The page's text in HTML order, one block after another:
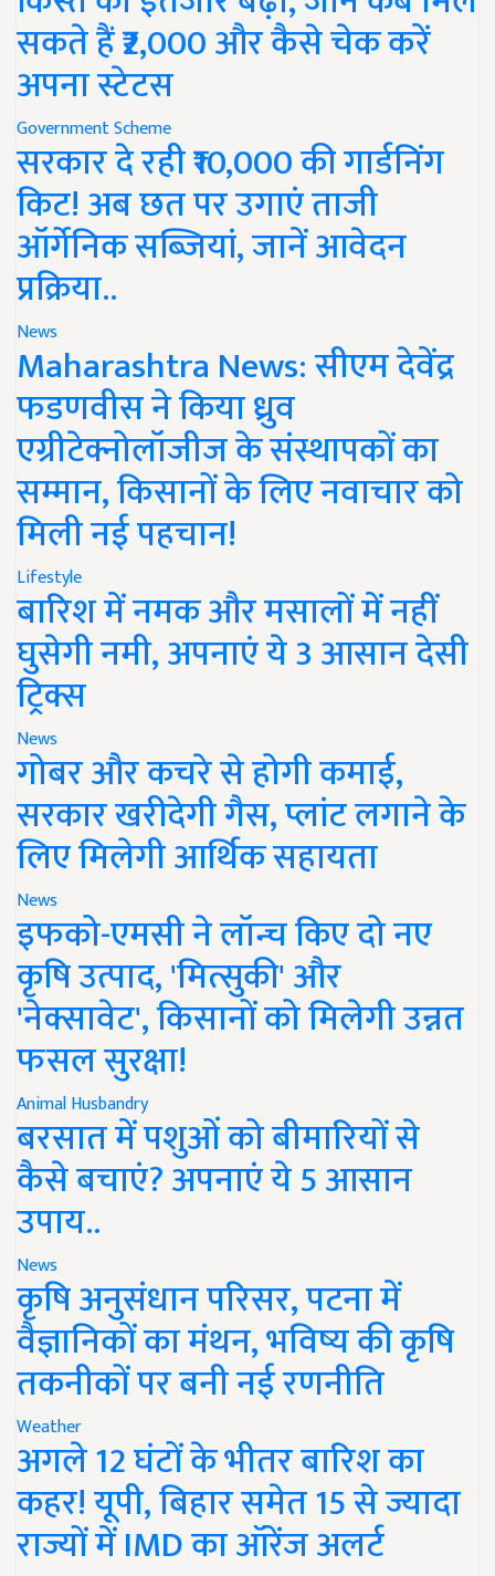
सकते हैं ₹2,000 और कैसे चेक करें
अपना स्टेटस
Government Scheme
सरकार दे रही ₹10,000 की गार्डनिंग
किट! अब छत पर उगाएं ताजी
ऑर्गेनिक सब्जियां, जानें आवेदन
प्रक्रिया..
News
Maharashtra News: सीएम देवेंद्र
फडणवीस ने किया ध्रुव
एग्रीटेक्नोलॉजीज के संस्थापकों का
सम्मान, किसानों के लिए नवाचार को
मिली नई पहचान!
Lifestyle
बारिश में नमक और मसालों में नहीं
घुसेगी नमी, अपनाएं ये 3 आसान देसी
ट्रिक्स
News
गोबर और कचरे से होगी कमाई,
सरकार खरीदेगी गैस, प्लांट लगाने के
लिए मिलेगी आर्थिक सहायता
News
इफको-एमसी ने लॉन्च किए दो नए
कृषि उत्पाद, 'मित्सुकी' और
'नेक्सावेट', किसानों को मिलेगी उन्नत
फसल सुरक्षा!
Animal Husbandry
बरसात में पशुओं को बीमारियों से
कैसे बचाएं? अपनाएं ये 5 आसान
उपाय..
News
कृषि अनुसंधान परिसर, पटना में
वैज्ञानिकों का मंथन, भविष्य की कृषि
तकनीकों पर बनी नई रणनीति
Weather
अगले 12 घंटों के भीतर बारिश का
कहर! यूपी, बिहार समेत 15 से ज्यादा
राज्यों में IMD का ऑरेंज अलर्ट